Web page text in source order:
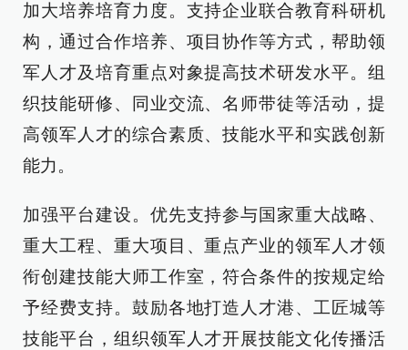
加大培养培育力度。支持企业联合教育科研机
构，通过合作培养、项目协作等方式，帮助领
军人才及培育重点对象提高技术研发水平。组
织技能研修、同业交流、名师带徒等活动，提
高领军人才的综合素质、技能水平和实践创新
能力。
加强平台建设。优先支持参与国家重大战略、
重大工程、重大项目、重点产业的领军人才领
衔创建技能大师工作室，符合条件的按规定给
予经费支持。鼓励各地打造人才港、工匠城等
技能平台，组织领军人才开展技能文化传播活